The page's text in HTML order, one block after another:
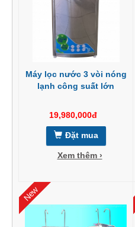
Máy lọc nước 3 vòi nóng
lạnh công suất lớn
19,980,000đ
Đặt mua
Xem thêm ›
New